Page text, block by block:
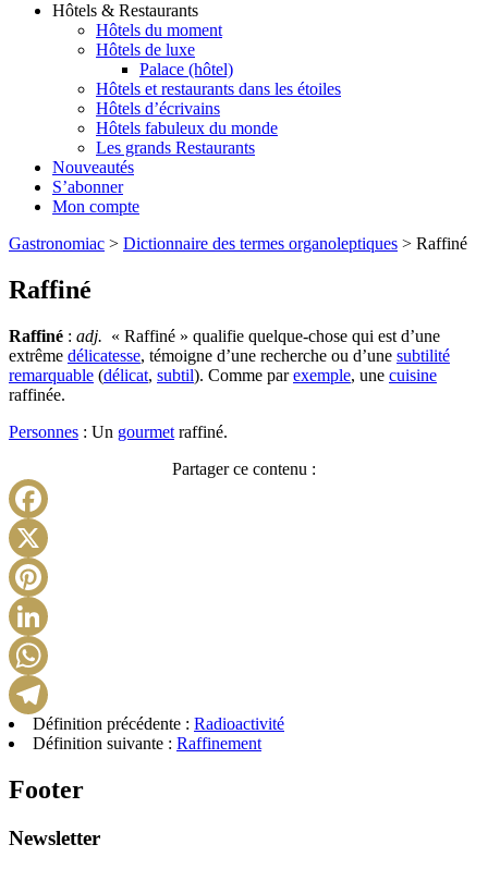
Hôtels & Restaurants
Hôtels du moment
Hôtels de luxe
Palace (hôtel)
Hôtels et restaurants dans les étoiles
Hôtels d’écrivains
Hôtels fabuleux du monde
Les grands Restaurants
Nouveautés
S’abonner
Mon compte
Gastronomiac > Dictionnaire des termes organoleptiques > Raffiné
Raffiné
Raffiné : adj. « Raffiné » qualifie quelque-chose qui est d’une
extrême délicatesse, témoigne d’une recherche ou d’une subtilité
remarquable (délicat, subtil). Comme parexemple, une cuisine
raffinée.
Personnes : Un gourmet raffiné.
Partager ce contenu :
Telegram
Définition précédente : Radioactivité
Définition suivante : Raffinement
Footer
Newsletter